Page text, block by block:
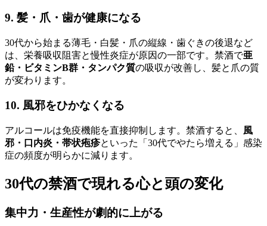
9. 髪・爪・歯が健康になる
30代から始まる薄毛・白髪・爪の縦線・歯ぐきの後退など
は、栄養吸収阻害と慢性炎症が原因の一部です。禁酒で亜
鉛・ビタミンB群・タンパク質の吸収が改善し、髪と爪の質
が変わります。
10. 風邪をひかなくなる
アルコールは免疫機能を直接抑制します。禁酒すると、 風
邪・口内炎・帯状疱疹といった「30代でやたら増える」感染
症の頻度が明らかに減ります。
30代の禁酒で現れる心と頭の変化
集中力・生産性が劇的に上がる